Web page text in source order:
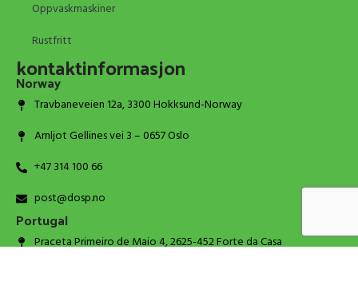
Oppvaskmaskiner
Rustfritt
kontaktinformasjon
Norway
Travbaneveien 12a, 3300 Hokksund-Norway
Arnljot Gellines vei 3 – 0657 Oslo
+47 314 100 66
post@dosp.no
Portugal
Praceta Primeiro de Maio 4, 2625-452 Forte da Casa